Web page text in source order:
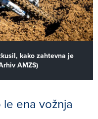
kako zahtevna je
AMZS)
ena vožnja